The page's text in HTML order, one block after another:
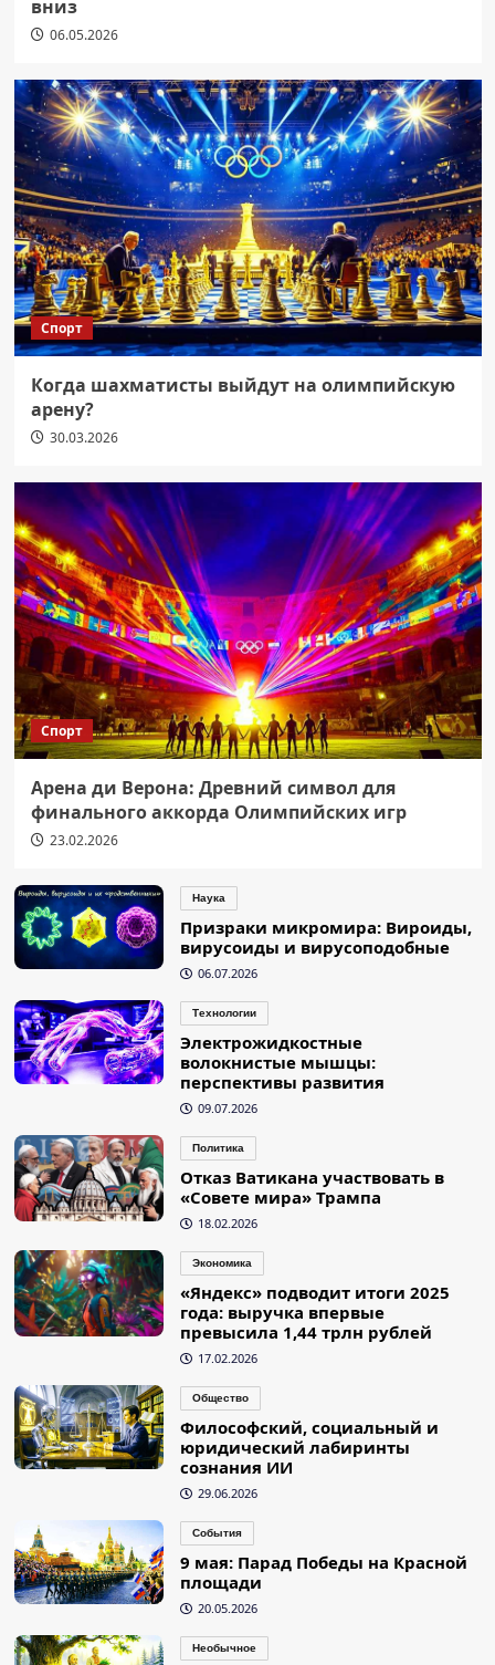
вниз
06.05.2026
Спорт
Когда шахматисты выйдут на олимпийскую
арену?
30.03.2026
Спорт
Арена ди Верона: Древний символ для
финального аккорда Олимпийских игр
23.02.2026
Наука
Призраки микромира: Вироиды,
вирусоиды и вирусоподобные
06.07.2026
Технологии
Электрожидкостные
волокнистые мышцы:
перспективы развития
09.07.2026
Политика
Отказ Ватикана участвовать в
«Совете мира» Трампа
18.02.2026
Экономика
«Яндекс» подводит итоги 2025
года: выручка впервые
превысила 1,44 трлн рублей
17.02.2026
Общество
Философский, социальный и
юридический лабиринты
сознания ИИ
29.06.2026
События
9 мая: Парад Победы на Красной
площади
20.05.2026
Необычное